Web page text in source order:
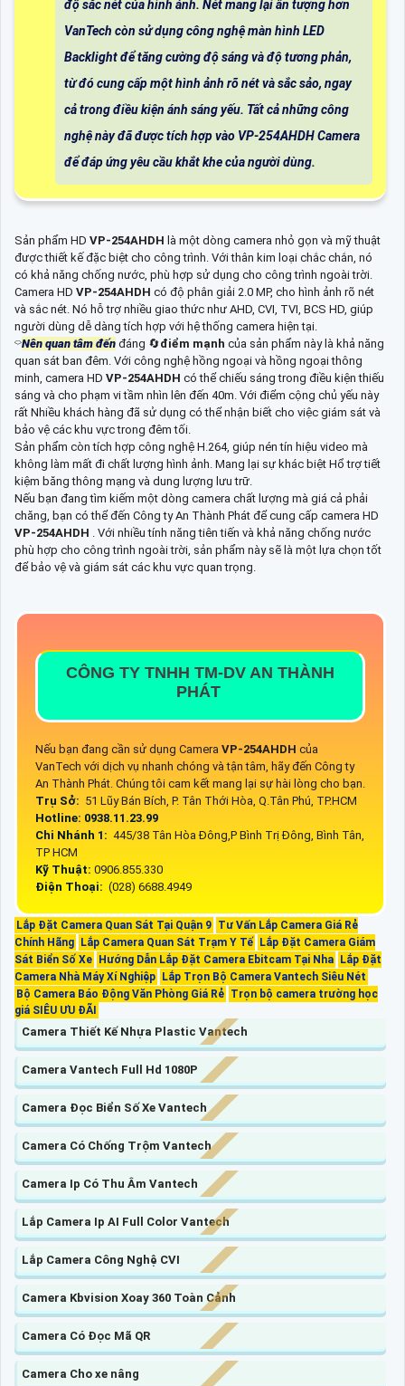
độ sắc nét của hình ảnh. Nét mang lại ấn tượng hơn
VanTech còn sử dụng công nghệ màn hình LED
Backlight để tăng cường độ sáng và độ tương phản,
từ đó cung cấp một hình ảnh rõ nét và sắc sảo, ngay
cả trong điều kiện ánh sáng yếu. Tất cả những công
nghệ này đã được tích hợp vào VP-254AHDH Camera
để đáp ứng yêu cầu khắt khe của người dùng.
Sản phẩm HD VP-254AHDH là một dòng camera nhỏ gọn và mỹ thuật
được thiết kế đặc biệt cho công trình. Với thân kim loại chắc chắn, nó
có khả năng chống nước, phù hợp sử dụng cho công trình ngoài trời.
Camera HD VP-254AHDH có độ phân giải 2.0 MP, cho hình ảnh rõ nét
và sắc nét. Nó hỗ trợ nhiều giao thức như AHD, CVI, TVI, BCS HD, giúp
người dùng dễ dàng tích hợp với hệ thống camera hiện tại.
⌔Nên quan tâm đến đáng 🔄điểm mạnh của sản phẩm này là khả năng
quan sát ban đêm. Với công nghệ hồng ngoại và hồng ngoại thông
minh, camera HD VP-254AHDH có thể chiếu sáng trong điều kiện thiếu
sáng và cho phạm vi tầm nhìn lên đến 40m. Với điểm cộng chủ yếu này
rất Nhiều khách hàng đã sử dụng có thể nhận biết cho việc giám sát và
bảo vệ các khu vực trong đêm tối.
Sản phẩm còn tích hợp công nghệ H.264, giúp nén tín hiệu video mà
không làm mất đi chất lượng hình ảnh. Mang lại sự khác biệt Hổ trợ tiết
kiệm băng thông mạng và dung lượng lưu trữ.
Nếu bạn đang tìm kiếm một dòng camera chất lượng mà giá cả phải
chăng, bạn có thể đến Công ty An Thành Phát để cung cấp camera HD
VP-254AHDH . Với nhiều tính năng tiên tiến và khả năng chống nước
phù hợp cho công trình ngoài trời, sản phẩm này sẽ là một lựa chọn tốt
để bảo vệ và giám sát các khu vực quan trọng.
CÔNG TY TNHH TM-DV AN THÀNH
PHÁT
Nếu bạn đang cần sử dụng Camera VP-254AHDH của
VanTech với dịch vụ nhanh chóng và tận tâm, hãy đến Công ty
An Thành Phát. Chúng tôi cam kết mang lại sự hài lòng cho bạn.
Trụ Sở: 51 Lũy Bán Bích, P. Tân Thới Hòa, Q.Tân Phú, TP.HCM
Hotline: 0938.11.23.99
Chi Nhánh 1: 445/38 Tân Hòa Đông,P Bình Trị Đông, Bình Tân,
TP HCM
Kỹ Thuật: 0906.855.330
Điện Thoại: (028) 6688.4949
Lắp Đặt Camera Quan Sát Tại Quận 9 Tư Vấn Lắp Camera Giá Rẻ
Chính Hãng
Lắp Camera Quan Sát Trạm Y Tế
Lắp Đặt Camera Giám
Sát Biển Số Xe
Hướng Dẫn Lắp Đặt Camera Ebitcam Tại Nha
Lắp Đặt
Camera Nhà Máy Xí Nghiệp
Lắp Trọn Bộ Camera Vantech Siêu Nét
Bộ Camera Báo Động Văn Phòng Giá Rẻ Trọn bộ camera trường học
giá SIÊU ƯU ĐÃI
Camera Thiết Kế Nhựa Plastic Vantech
Camera Vantech Full Hd 1080P
Camera Đọc Biển Số Xe Vantech
Camera Có Chống Trộm Vantech
Camera Ip Có Thu Âm Vantech
Lắp Camera Ip AI Full Color Vantech
Lắp Camera Công Nghệ CVI
Camera Kbvision Xoay 360 Toàn Cảnh
Camera Có Đọc Mã QR
Camera Cho xe nâng